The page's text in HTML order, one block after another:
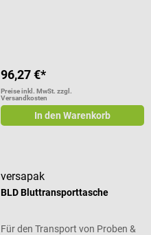
96,27 €*
Preise inkl. MwSt. zzgl.
Versandkosten
In den Warenkorb
versapak
BLD Bluttransporttasche
Für den Transport von Proben &